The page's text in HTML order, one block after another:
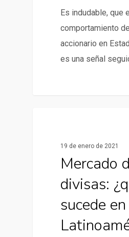
Es indudable, que el
comportamiento
accionario en
es una señal
19 de enero de 2021
Mercado
divisas:
sucede en